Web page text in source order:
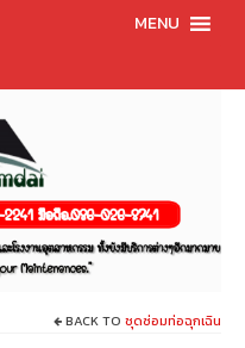
MENU
BACK TO ชุดซ่อมท่อฉุกเฉิน